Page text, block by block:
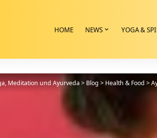
HOME NEWS YOGA &
Meditation und Ayurveda > Blog > Health & Food >